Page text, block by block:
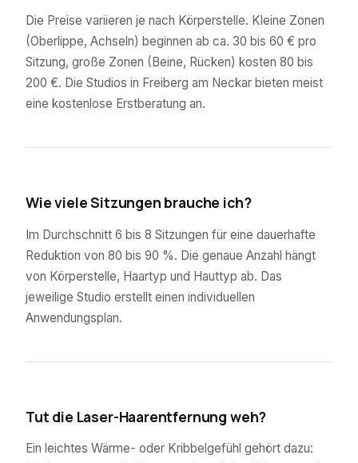
Die Preise variieren je nach Körperstelle. Kleine Zonen
(Oberlippe, Achseln) beginnen ab ca. 30 bis 60 € pro
Sitzung, große Zonen (Beine, Rücken) kosten 80 bis
200 €. Die Studios in Freiberg am Neckar bieten meist
eine kostenlose Erstberatung an.
Wie viele Sitzungen brauche ich?
Im Durchschnitt 6 bis 8 Sitzungen für eine dauerhafte
Reduktion von 80 bis 90 %. Die genaue Anzahl hängt
von Körperstelle, Haartyp und Hauttyp ab. Das
jeweilige Studio erstellt einen individuellen
Anwendungsplan.
Tut die Laser-Haarentfernung weh?
Ein leichtes Wärme- oder Kribbelgefühl gehört dazu: